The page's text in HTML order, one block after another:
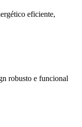
eficiente,
robusto e funcional